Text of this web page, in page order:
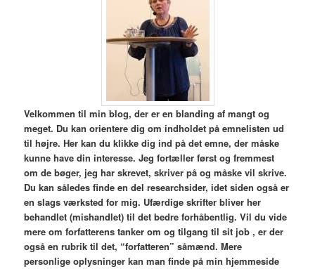
Velkommen til min blog, der er en blanding af mangt og
meget. Du kan orientere dig om indholdet på emnelisten ud
til højre. Her kan du klikke dig ind på det emne, der måske
kunne have din interesse. Jeg fortæller først og fremmest
om de bøger, jeg har skrevet, skriver på og måske vil skrive.
Du kan således finde en del researchsider, idet siden også er
en slags værksted for mig. Ufærdige skrifter bliver her
behandlet (mishandlet) til det bedre forhåbentlig. Vil du vide
mere om forfatterens tanker om og tilgang til sit job , er der
også en rubrik til det, “forfatteren” såmænd. Mere
personlige oplysninger kan man finde på min hjemmeside